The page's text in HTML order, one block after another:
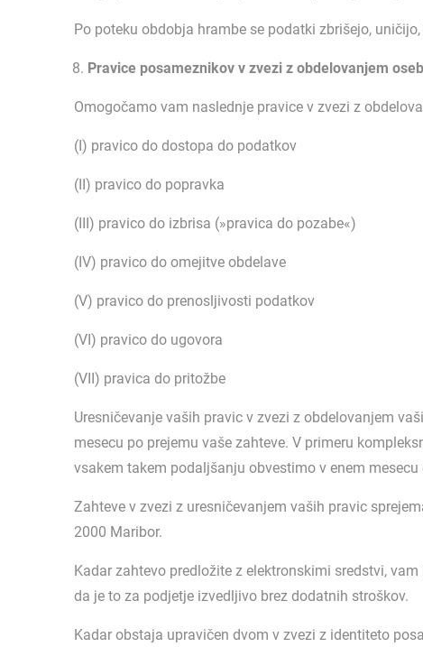
Po poteku obdobja hrambe se podatki zbrišejo,
Pravice posameznikov v zvezi z obdelovanjem
Omogočamo vam naslednje pravice v zvezi z
(I) pravico do dostopa do podatkov
(II) pravico do popravka
(III) pravico do izbrisa (»pravica do pozabe«)
(IV) pravico do omejitve obdelave
(V) pravico do prenosljivosti podatkov
(VI) pravico do ugovora
(VII) pravica do pritožbe
Uresničevanje vaših pravic v zvezi z obdelovanjem
mesecu po prejemu vaše zahteve. V primeru
vsakem takem podaljšanju obvestimo v enem
Zahteve v zvezi z uresničevanjem vaših pravic
2000 Maribor.
Kadar zahtevo predložite z elektronskimi sredstvi,
da je to za podjetje izvedljivo brez dodatnih stroškov.
Kadar obstaja upravičen dvom v zvezi z identiteto